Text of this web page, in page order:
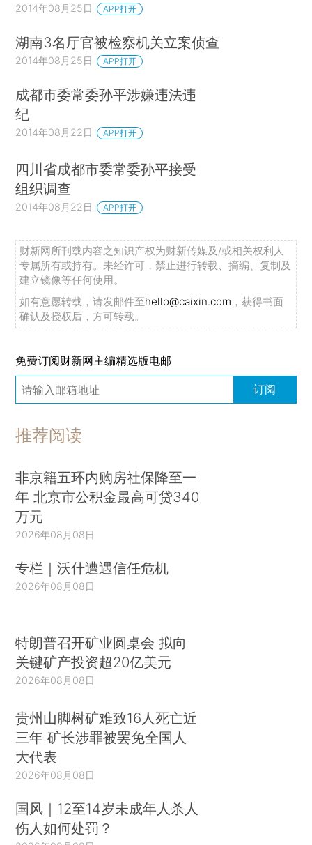
2014年08月25日 APP打开
湖南3名厅官被检察机关立案侦查
2014年08月25日 APP打开
成都市委常委孙平涉嫌违法违
纪
2014年08月22日 APP打开
四川省成都市委常委孙平接受
组织调查
2014年08月22日 APP打开
财新网所刊载内容之知识产权为财新传媒及/或相关权利人
专属所有或持有。未经许可，禁止进行转载、摘编、复制及
建立镜像等任何使用。
如有意愿转载，请发邮件至hello@caixin.com ，获得书面
确认及授权后，方可转载。
免费订阅财新网主编精选版电邮
订阅
推荐阅读
非京籍五环内购房社保降至一
年 北京市公积金最高可贷340
万元
2026年08月08日
专栏｜沃什遭遇信任危机
2026年08月08日
特朗普召开矿业圆桌会 拟向
关键矿产投资超20亿美元
2026年08月08日
贵州山脚树矿难致16人死亡近
三年 矿长涉罪被罢免全国人
大代表
2026年08月08日
国风｜12至14岁未成年人杀人
伤人如何处罚？